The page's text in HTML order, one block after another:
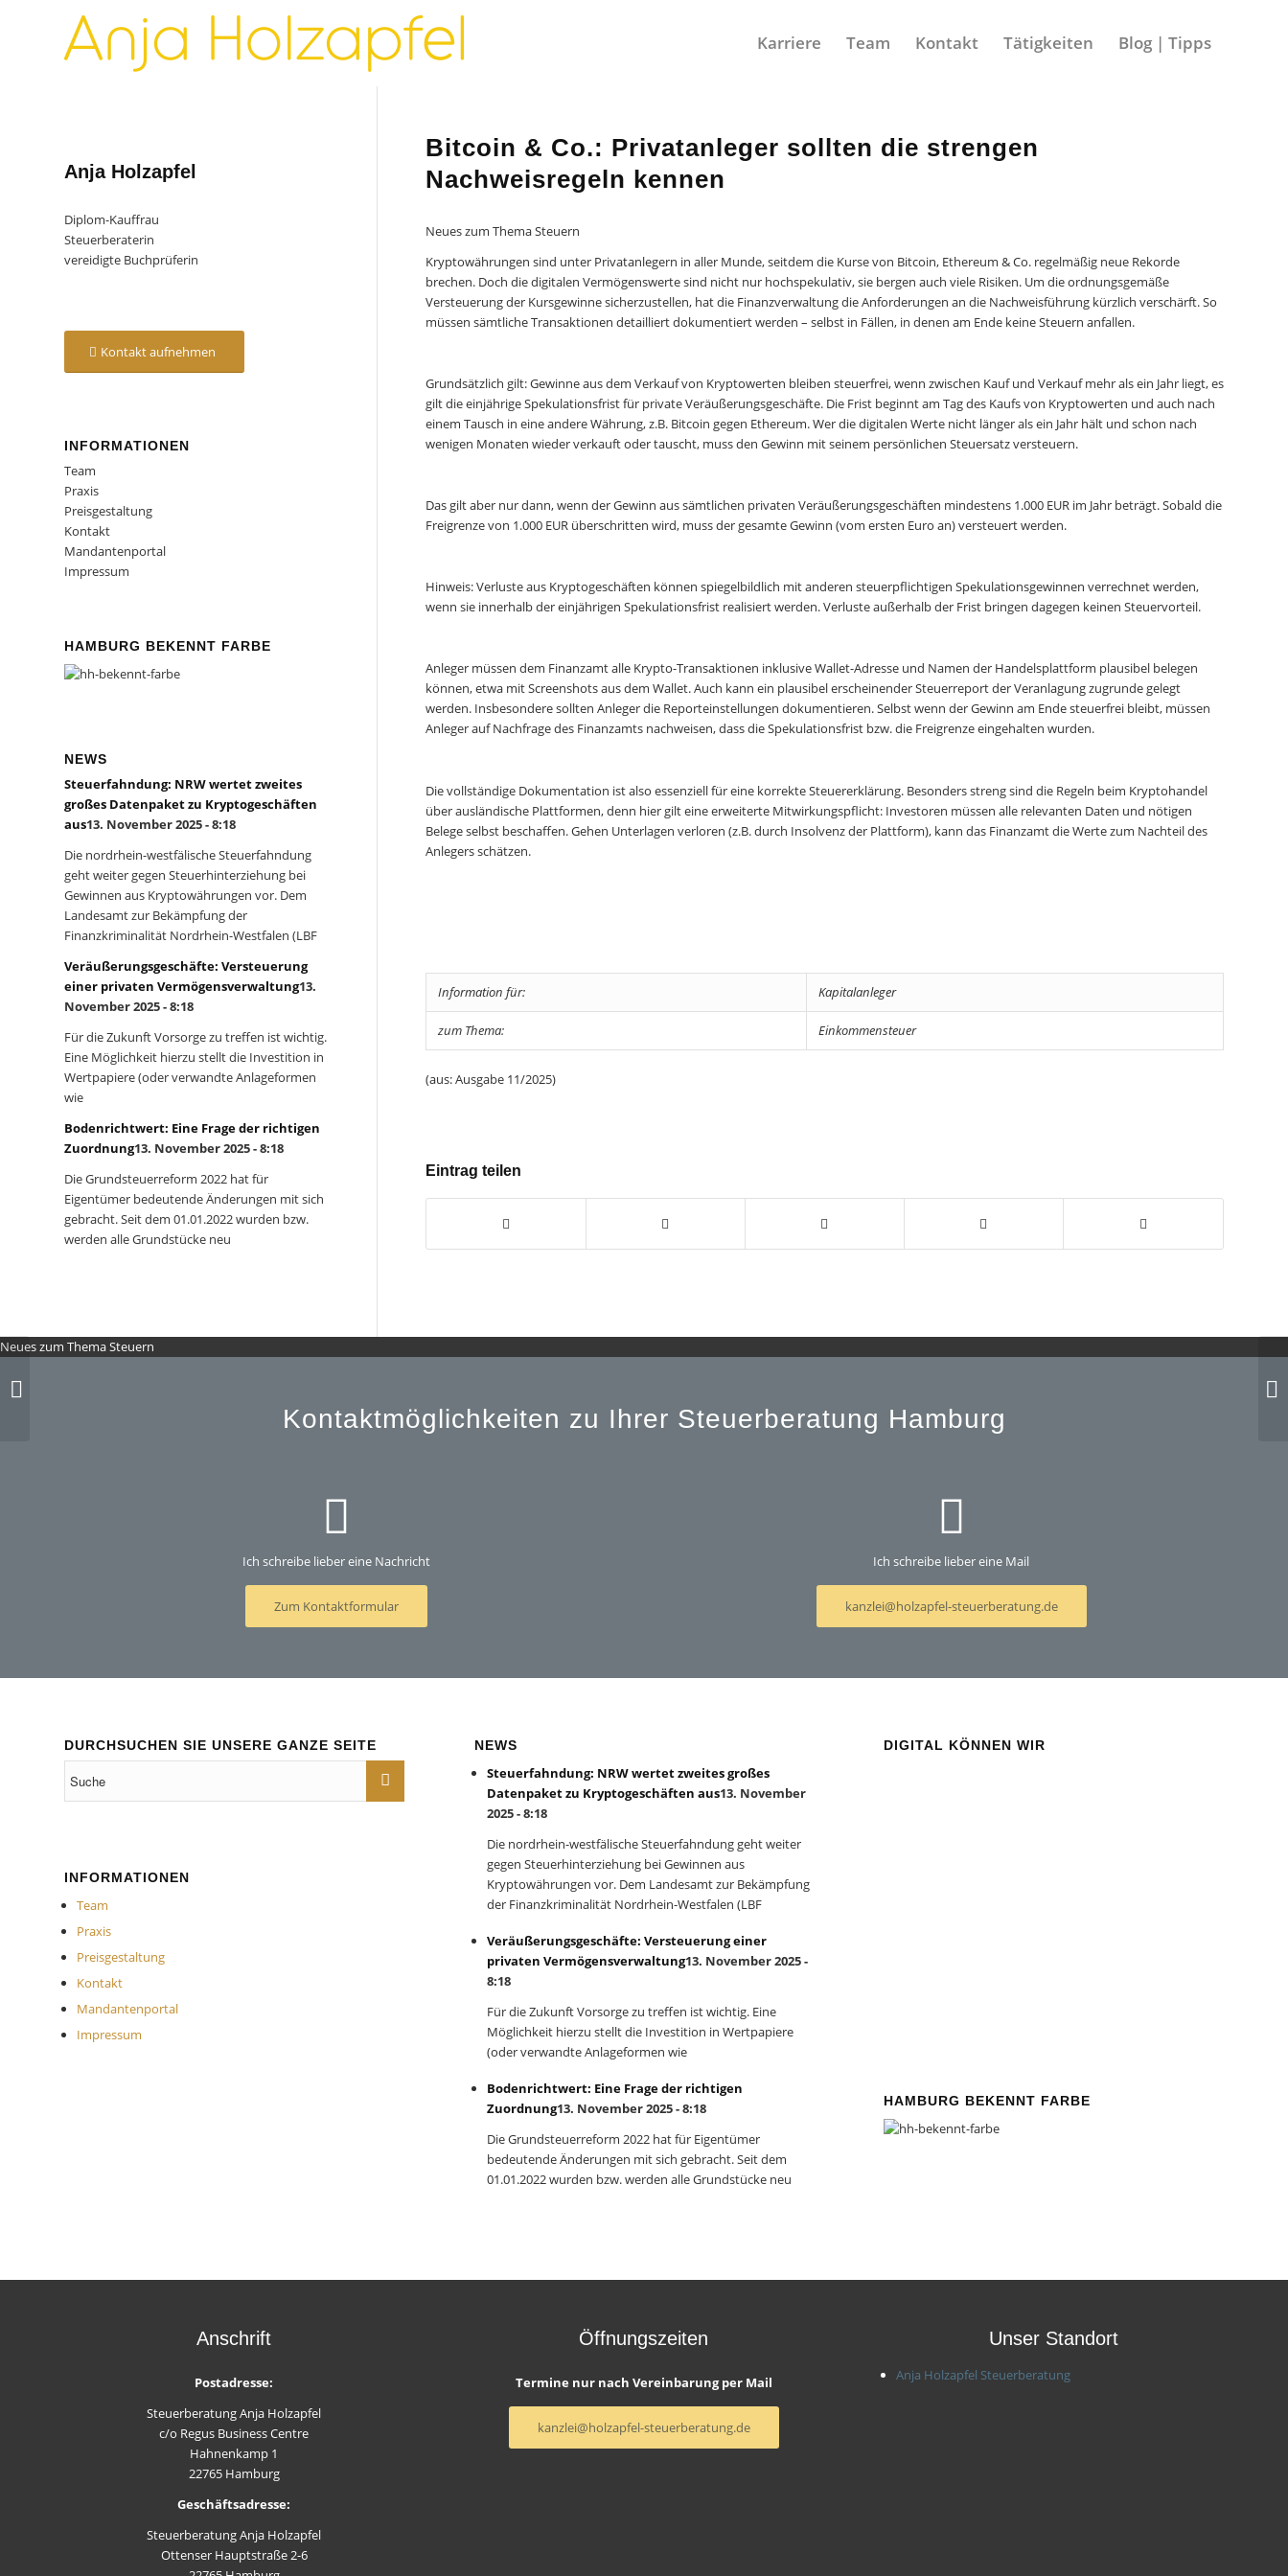
Karriere Team Kontakt Tätigkeiten Blog | Tipps
Bitcoin & Co.: Privatanleger sollten die strengen
Nachweisregeln kennen
Neues zum Thema Steuern
Kryptowährungen sind unter Privatanlegern in aller Munde, seitdem die Kurse von Bitcoin, Ethereum & Co. regelmäßig neue Rekorde
brechen. Doch die digitalen Vermögenswerte sind nicht nur hochspekulativ, sie bergen auch viele Risiken. Um die ordnungsgemäße
Versteuerung der Kursgewinne sicherzustellen, hat die Finanzverwaltung die Anforderungen an die Nachweisführung kürzlich verschärft. So
müssen sämtliche Transaktionen detailliert dokumentiert werden – selbst in Fällen, in denen am Ende keine Steuern anfallen.
Grundsätzlich gilt: Gewinne aus dem Verkauf von Kryptowerten bleiben steuerfrei, wenn zwischen Kauf und Verkauf mehr als ein Jahr liegt, es
gilt die einjährige Spekulationsfrist für private Veräußerungsgeschäfte. Die Frist beginnt am Tag des Kaufs von Kryptowerten und auch nach
einem Tausch in eine andere Währung, z.B. Bitcoin gegen Ethereum. Wer die digitalen Werte nicht länger als ein Jahr hält und schon nach
wenigen Monaten wieder verkauft oder tauscht, muss den Gewinn mit seinem persönlichen Steuersatz versteuern.
Das gilt aber nur dann, wenn der Gewinn aus sämtlichen privaten Veräußerungsgeschäften mindestens 1.000 EUR im Jahr beträgt. Sobald die
Freigrenze von 1.000 EUR überschritten wird, muss der gesamte Gewinn (vom ersten Euro an) versteuert werden.
Hinweis: Verluste aus Kryptogeschäften können spiegelbildlich mit anderen steuerpflichtigen Spekulationsgewinnen verrechnet werden,
wenn sie innerhalb der einjährigen Spekulationsfrist realisiert werden. Verluste außerhalb der Frist bringen dagegen keinen Steuervorteil.
Anleger müssen dem Finanzamt alle Krypto-Transaktionen inklusive Wallet-Adresse und Namen der Handelsplattform plausibel belegen
können, etwa mit Screenshots aus dem Wallet. Auch kann ein plausibel erscheinender Steuerreport der Veranlagung zugrunde gelegt
werden. Insbesondere sollten Anleger die Reporteinstellungen dokumentieren. Selbst wenn der Gewinn am Ende steuerfrei bleibt, müssen
Anleger auf Nachfrage des Finanzamts nachweisen, dass die Spekulationsfrist bzw. die Freigrenze eingehalten wurden.
Die vollständige Dokumentation ist also essenziell für eine korrekte Steuererklärung. Besonders streng sind die Regeln beim Kryptohandel
über ausländische Plattformen, denn hier gilt eine erweiterte Mitwirkungspflicht: Investoren müssen alle relevanten Daten und nötigen
Belege selbst beschaffen. Gehen Unterlagen verloren (z.B. durch Insolvenz der Plattform), kann das Finanzamt die Werte zum Nachteil des
Anlegers schätzen.
Information für: Kapitalanleger
zum Thema: Einkommensteuer
(aus: Ausgabe 11/2025)
Eintrag teilen
Anja Holzapfel
Diplom-Kauffrau
Steuerberaterin
vereidigte Buchprüferin
Kontakt aufnehmen
INFORMATIONEN
Team
Praxis
Preisgestaltung
Kontakt
Mandantenportal
Impressum
HAMBURG BEKENNT FARBE
NEWS
Steuerfahndung: NRW wertet zweites
großes Datenpaket zu Kryptogeschäften
aus13. November 2025 - 8:18
Die nordrhein-westfälische Steuerfahndung
geht weiter gegen Steuerhinterziehung bei
Gewinnen aus Kryptowährungen vor. Dem
Landesamt zur Bekämpfung der
Finanzkriminalität Nordrhein-Westfalen (LBF
Veräußerungsgeschäfte: Versteuerung
einer privaten Vermögensverwaltung13.
November 2025 - 8:18
Für die Zukunft Vorsorge zu treffen ist wichtig.
Eine Möglichkeit hierzu stellt die Investition in
Wertpapiere (oder verwandte Anlageformen
wie
Bodenrichtwert: Eine Frage der richtigen
Zuordnung13. November 2025 - 8:18
Die Grundsteuerreform 2022 hat für
Eigentümer bedeutende Änderungen mit sich
gebracht. Seit dem 01.01.2022 wurden bzw.
werden alle Grundstücke neu
Neues zum Thema Steuern
Kontaktmöglichkeiten zu Ihrer Steuerberatung Hamburg
Ich schreibe lieber eine Nachricht
Zum Kontaktformular
Ich schreibe lieber eine Mail
kanzlei@holzapfel-steuerberatung.de
DURCHSUCHEN SIE UNSERE GANZE SEITE
INFORMATIONEN
Team
Praxis
Preisgestaltung
Kontakt
Mandantenportal
Impressum
NEWS
Steuerfahndung: NRW wertet zweites großes
Datenpaket zu Kryptogeschäften aus13. November
2025 - 8:18
Die nordrhein-westfälische Steuerfahndung geht weiter
gegen Steuerhinterziehung bei Gewinnen aus
Kryptowährungen vor. Dem Landesamt zur Bekämpfung
der Finanzkriminalität Nordrhein-Westfalen (LBF
Veräußerungsgeschäfte: Versteuerung einer
privaten Vermögensverwaltung13. November 2025 -
8:18
Für die Zukunft Vorsorge zu treffen ist wichtig. Eine
Möglichkeit hierzu stellt die Investition in Wertpapiere
(oder verwandte Anlageformen wie
Bodenrichtwert: Eine Frage der richtigen
Zuordnung13. November 2025 - 8:18
Die Grundsteuerreform 2022 hat für Eigentümer
bedeutende Änderungen mit sich gebracht. Seit dem
01.01.2022 wurden bzw. werden alle Grundstücke neu
DIGITAL KÖNNEN WIR
HAMBURG BEKENNT FARBE
Anschrift
Postadresse:
Steuerberatung Anja Holzapfel
c/o Regus Business Centre
Hahnenkamp 1
22765 Hamburg
Geschäftsadresse:
Steuerberatung Anja Holzapfel
Ottenser Hauptstraße 2-6
Öffnungszeiten
Termine nur nach Vereinbarung per Mail
kanzlei@holzapfel-steuerberatung.de
Unser Standort
Anja Holzapfel Steuerberatung